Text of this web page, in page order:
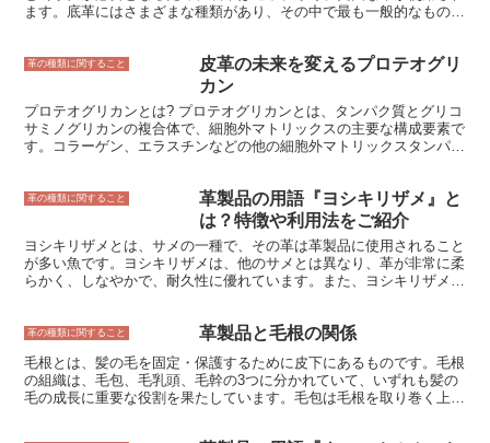
めです。 革製品を購入する際には、剛毛の有無をチェックすること
また、剛毛が残っている革製品は、表面が傷つきやすいので、注意が
必要です。
ます。底革にはさまざまな種類があり、その中で最も一般的なものは
れています。 底革には、牛革以外にも馬革や豚革、羊革などが使用
されることもあります。馬革は牛革よりも軽く、しなやかであるた
め、履き心地の良い靴を作ることができます。また、豚革は牛革より
も安価であるため、コストを抑えたい場合に適しています。羊革は柔
らかく、通気性に優れているため、夏場に履く靴の底に使用されるこ
とがあります。
革の種類に関すること
皮革の未来を変えるプロテオグリ
カン
プロテオグリカンとは? プロテオグリカンとは、タンパク質とグリコ
サミノグリカンの複合体で、細胞外マトリックスの主要な構成要素で
す。コラーゲン、エラスチンなどの他の細胞外マトリックスタンパク
骨、腱、靱帯、皮膚など、さまざまな組織に広く分布しています。骨
格の支持、衝撃吸収、摩擦防止などの役割を果たしており、組織の機
能維持に不可欠な存在です。また、プロテオグリカンは、創傷治癒や
組織再生にも関与しています。 プロテオグリカンは、細胞が産生
し、細胞外マトリックスに分泌されます。プロテオグリカンは、細胞
外マトリックスに存在する他のタンパク質やグリコサミノグリカンの
オグリカンは、組織や細胞の状態を反映した分子であり、組織の機能
や疾患の診断に有用です。 プロテオグリカンは、コラーゲンやエラ
スチンの分解を抑制し、組織の弾力性を維持する働きがあることが知
られています。また、プロテオグリカンは、創傷治癒や組織再生を促
進する働きがあることも報告されています。そのため、プロテオグリ
カンは、化粧品や医薬品などのさまざまな分野で応用されています。
革の種類に関すること
革製品の用語『ヨシキリザメ』と
は？特徴や利用法をご紹介
ヨシキリザメとは、サメの一種で、その革は革製品に使用されること
が多い魚です。ヨシキリザメは、他のサメとは異なり、革が非常に柔
らかく、しなやかで、耐久性に優れています。また、ヨシキリザメの
に生息しています。ヨシキリザメは、主に魚食性で、マグロやカツオ
革の種類に関すること 革製品と毛根の関係
毛根とは、髪の毛を固定・保護するために皮下にあるものです。毛根
の組織は、毛包、毛乳頭、毛幹の3つに分かれていて、いずれも髪の
毛の成長に重要な役割を果たしています。毛包は毛根を取り巻く上皮